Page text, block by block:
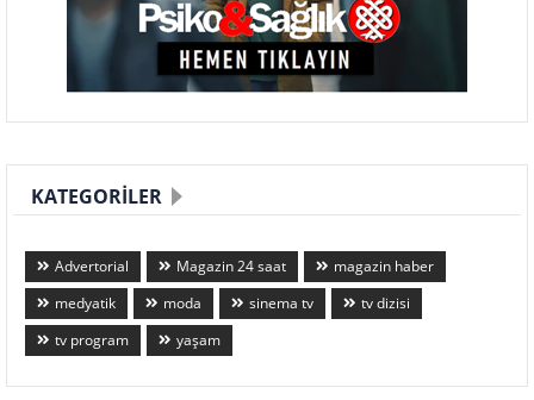
KATEGORILER
Advertorial Magazin 24 saat
magazin haber
medyatik
moda sinema tv
tv dizisi
tv program
yaşam